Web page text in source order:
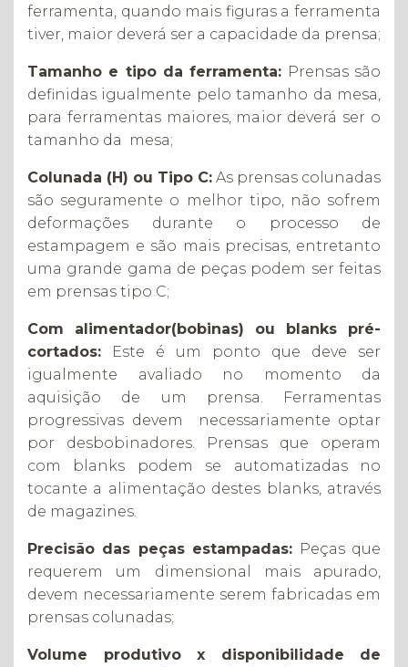
ferramenta, quando mais figuras a ferramenta
tiver, maior deverá ser a capacidade da prensa;
Tamanho e tipo da ferramenta: Prensas são
definidas igualmente pelo tamanho da mesa,
para ferramentas maiores, maior deverá ser o
tamanho da mesa;
Colunada (H) ou Tipo C: As prensas colunadas
são seguramente o melhor tipo, não sofrem
deformações durante o processo de
estampagem e são mais precisas, entretanto
uma grande gama de peças podem ser feitas
em prensas tipo C;
Com alimentador(bobinas) ou blanks pré-
cortados: Este é um ponto que deve ser
igualmente avaliado no momento da
aquisição de um prensa. Ferramentas
progressivas devem necessariamente optar
por desbobinadores. Prensas que operam
com blanks podem se automatizadas no
tocante a alimentação destes blanks, através
de magazines.
Precisão das peças estampadas: Peças que
requerem um dimensional mais apurado,
devem necessariamente serem fabricadas em
prensas colunadas;
Volume produtivo x disponibilidade de